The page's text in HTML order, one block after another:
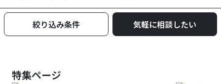
絞り込み条件 気軽に相談したい
特集ページ